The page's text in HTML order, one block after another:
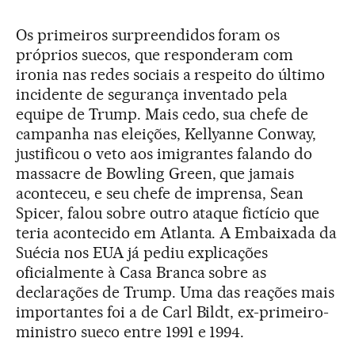
Os primeiros surpreendidos foram os
próprios suecos, que responderam com
ironia nas redes sociais a respeito do último
incidente de segurança inventado pela
equipe de Trump. Mais cedo, sua chefe de
campanha nas eleições, Kellyanne Conway,
justificou o veto aos imigrantes falando do
massacre de Bowling Green, que jamais
aconteceu, e seu chefe de imprensa, Sean
Spicer, falou sobre outro ataque fictício que
teria acontecido em Atlanta. A Embaixada da
Suécia nos EUA já pediu explicações
oficialmente à Casa Branca sobre as
declarações de Trump. Uma das reações mais
importantes foi a de Carl Bildt, ex-primeiro-
ministro sueco entre 1991 e 1994.